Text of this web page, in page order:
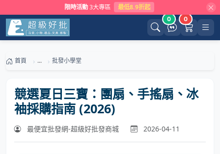
限時活動 3大專區 最低8.9折起
0 0
首頁 ... 批發小學堂
競選夏日三寶：團扇、手搖扇、冰
袖採購指南 (2026)
最便宜批發網-超級好批發商城 2026-04-11